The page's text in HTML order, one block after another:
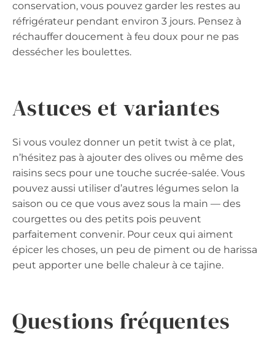
conservation, vous pouvez garder les restes au
réfrigérateur pendant environ 3 jours. Pensez à
réchauffer doucement à feu doux pour ne pas
dessécher les boulettes.
Astuces et variantes
Si vous voulez donner un petit twist à ce plat,
n’hésitez pas à ajouter des olives ou même des
raisins secs pour une touche sucrée-salée. Vous
pouvez aussi utiliser d’autres légumes selon la
saison ou ce que vous avez sous la main — des
courgettes ou des petits pois peuvent
parfaitement convenir. Pour ceux qui aiment
épicer les choses, un peu de piment ou de harissa
peut apporter une belle chaleur à ce tajine.
Questions fréquentes